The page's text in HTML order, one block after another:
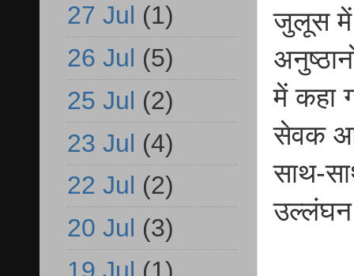
जुलूस में
में कहा
सेवक
साथ-
27 Jul (1)
26 Jul (5)
25 Jul (2)
23 Jul (4)
22 Jul (2)
20 Jul (3)